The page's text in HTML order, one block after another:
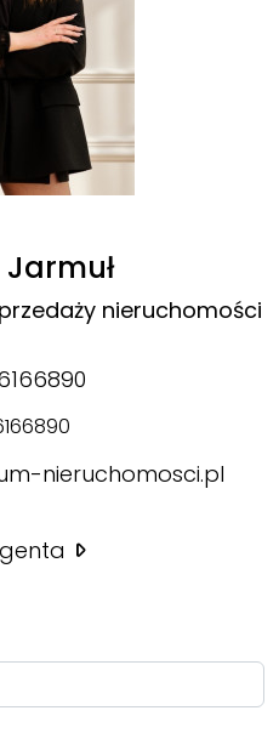
nieruchomości
nieruchomosci.pl